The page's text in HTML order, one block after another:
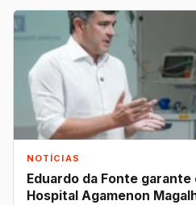
NOTÍCIAS
Eduardo da Fonte
Hospital Agamenon